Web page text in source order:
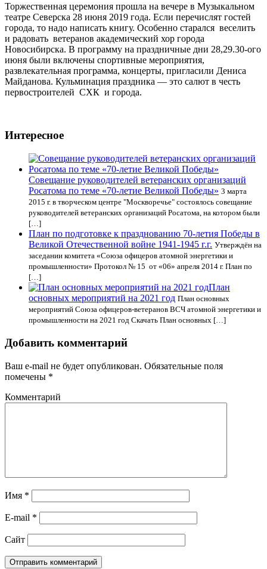
Торжественная церемония прошла на вечере в Музыкальном
театре Северска 28 июня 2019 года. Если перечислят гостей
города, то надо написать книгу. Особенно старался веселить
и радовать ветеранов академический хор города
Новосибирска. В программу на праздничные дни 28,29.30-ого
июня были включены спортивные мероприятия,
развлекательная программа, концерты, пригласили Дениса
Майданова. Кульминация праздника — это салют в честь
первостроителей СХК и города.
Интересное
Совещание руководителей ветеранских организаций
Росатома по теме «70-летие Великой Победы» 3 марта
2015 г. в творческом центре "Москворечье" состоялось совещание
руководителей ветеранских организаций Росатома, на котором были
[…]
План по подготовке к празднованию 70-летия Победы в
Великой Отечественной войне 1941-1945 г.г. Утверждён на
заседании комитета «Союза офицеров атомной энергетики и
промышленности» Протокол № 15 от «06» апреля 2014 г. План по
[…]
План
основных мероприятий на 2021 год План основных
мероприятий Союза офицеров-ветеранов ВСЧ атомной энергетики и
промышленности на 2021 год Скачать План основных […]
Добавить комментарий
Ваш e-mail не будет опубликован. Обязательные поля
помечены *
Комментарий
Имя *
E-mail *
Сайт